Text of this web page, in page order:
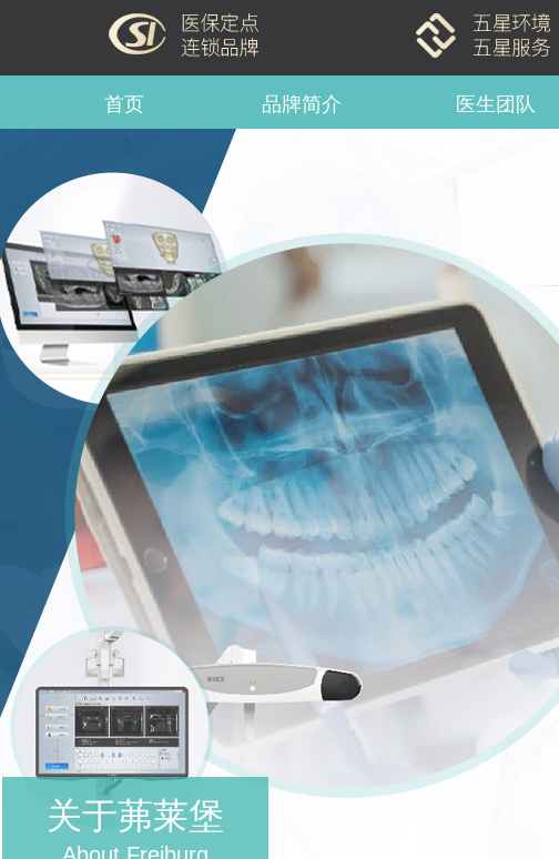
首页 品牌简介 医生团队
关于茀莱堡